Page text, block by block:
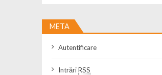
META
Autentificare
IntrăriRSS